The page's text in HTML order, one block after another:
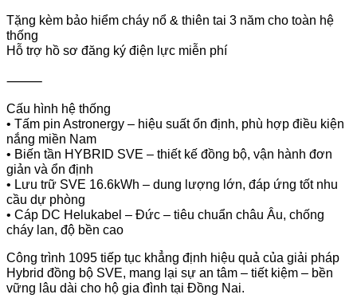
Tặng kèm bảo hiểm cháy nổ & thiên tai 3 năm cho toàn hệ
thống
Hỗ trợ hồ sơ đăng ký điện lực miễn phí
⸻
Cấu hình hệ thống
• Tấm pin Astronergy – hiệu suất ổn định, phù hợp điều kiện
nắng miền Nam
• Biến tần HYBRID SVE – thiết kế đồng bộ, vận hành đơn
giản và ổn định
• Lưu trữ SVE 16.6kWh – dung lượng lớn, đáp ứng tốt nhu
cầu dự phòng
• Cáp DC Helukabel – Đức – tiêu chuẩn châu Âu, chống
cháy lan, độ bền cao
Công trình 1095 tiếp tục khẳng định hiệu quả của giải pháp
Hybrid đồng bộ SVE, mang lại sự an tâm – tiết kiệm – bền
vững lâu dài cho hộ gia đình tại Đồng Nai.